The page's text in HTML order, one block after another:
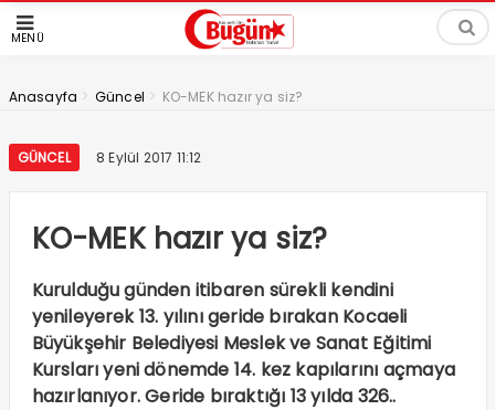
MENÜ
Anasayfa > Güncel > KO-MEK hazır ya siz?
GÜNCEL 8 Eylül 2017 11:12
KO-MEK hazır ya siz?
Kurulduğu günden itibaren sürekli kendini
yenileyerek 13. yılını geride bırakan Kocaeli
Büyükşehir Belediyesi Meslek ve Sanat Eğitimi
Kursları yeni dönemde 14. kez kapılarını açmaya
hazırlanıyor. Geride bıraktığı 13 yılda 326..